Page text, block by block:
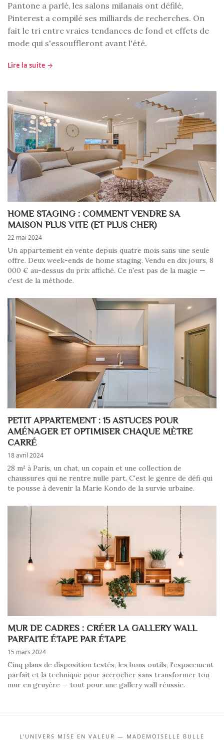
Pantone a parlé, les salons milanais ont défilé,
Pinterest a compilé ses milliards de recherches. On
fait le tri entre vraies tendances de fond et effets de
mode qui s'essouffleront avant l'été.
Lire la suite →
HOME STAGING : COMMENT VENDRE SA
MAISON PLUS VITE (ET PLUS CHER)
22 mai 2024
Un appartement en vente depuis quatre mois sans une seule
offre. Deux week-ends de home staging. Vendu en dix jours, 8
000 € au-dessus du prix affiché. Ce n'est pas de la magie —
c'est de la méthode.
PETIT APPARTEMENT : 15 ASTUCES POUR
AMÉNAGER ET OPTIMISER CHAQUE MÈTRE
CARRÉ
18 avril 2024
28 m² à Paris, un chat, un copain et une collection de
chaussures qui ne rentre nulle part. C'est le genre de défi qui
te pousse à devenir la Marie Kondo de la survie urbaine.
MUR DE CADRES : CRÉER LA GALLERY WALL
PARFAITE ÉTAPE PAR ÉTAPE
15 mars 2024
Cinq plans de disposition testés, les bons outils, l'espacement
parfait et la technique pour accrocher sans transformer ton
mur en gruyère — tout pour une gallery wall réussie.
L’UNIVERS MISE EN VALEUR — MADEMOISELLE BULLE